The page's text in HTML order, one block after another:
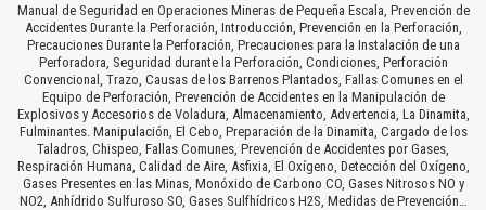
Manual de Seguridad en Operaciones Mineras de Pequeña Escala, Prevención de
Accidentes Durante la Perforación, Introducción, Prevención en la Perforación,
Precauciones Durante la Perforación, Precauciones para la Instalación de una
Perforadora, Seguridad durante la Perforación, Condiciones, Perforación
Convencional, Trazo, Causas de los Barrenos Plantados, Fallas Comunes en el
Equipo de Perforación, Prevención de Accidentes en la Manipulación de
Explosivos y Accesorios de Voladura, Almacenamiento, Advertencia, La Dinamita,
Fulminantes. Manipulación, El Cebo, Preparación de la Dinamita, Cargado de los
Taladros, Chispeo, Fallas Comunes, Prevención de Accidentes por Gases,
Respiración Humana, Calidad de Aire, Asfixia, El Oxígeno, Detección del Oxígeno,
Gases Presentes en las Minas, Monóxido de Carbono CO, Gases Nitrosos NO y
NO2, Anhídrido Sulfuroso SO, Gases Sulfhídricos H2S, Medidas de Prevención…